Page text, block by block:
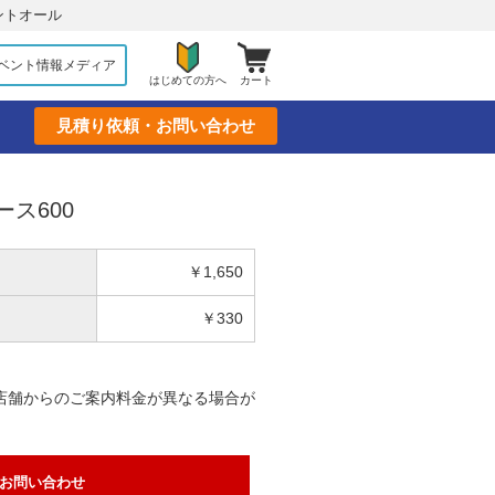
トオール
ント情報メディア
はじめての方へ カート
見積り依頼・お問い合わせ
ス600
￥1,650
￥330
からのご案内料金が異なる場合が